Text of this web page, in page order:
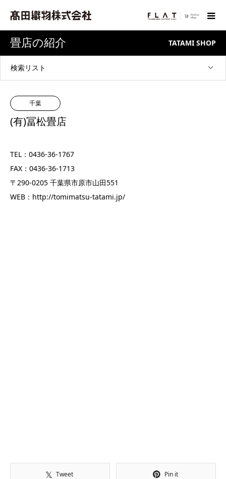
畳店の紹介 TATAMI SHOP
検索リスト
千葉
(有)冨松畳店
TEL：0436-36-1767
FAX：0436-36-1713
〒290-0205 千葉県市原市山田551
WEB： http://tomimatsu-tatami.jp/
Tweet Pin it